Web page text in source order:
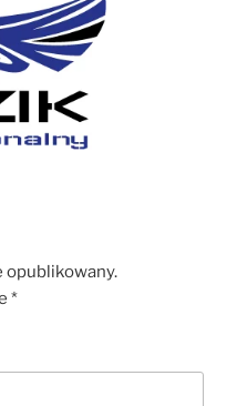
opublikowany.
*